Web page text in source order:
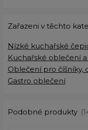
Zařazeni v těchto
Nízké kuchařské
Kuchařské oblečení
Oblečení pro číšníky,
Gastro oblečení
Podobné produkty